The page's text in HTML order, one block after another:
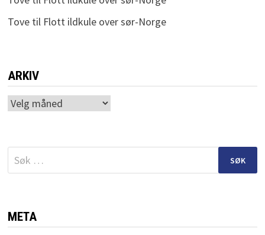
Tovetil Flott ildkule over sør-Norge
ARKIV
Arkiv
Søk
etter:
META